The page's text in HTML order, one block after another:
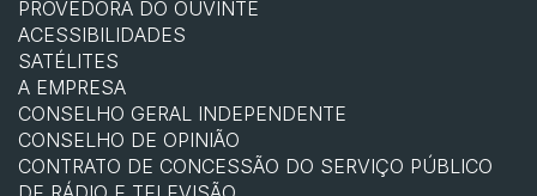
PROVEDORA DO OUVINTE
ACESSIBILIDADES
SATÉLITES
A EMPRESA
CONSELHO GERAL INDEPENDENTE
CONSELHO DE OPINIÃO
CONTRATO DE CONCESSÃO DO SERVIÇO PÚBLICO